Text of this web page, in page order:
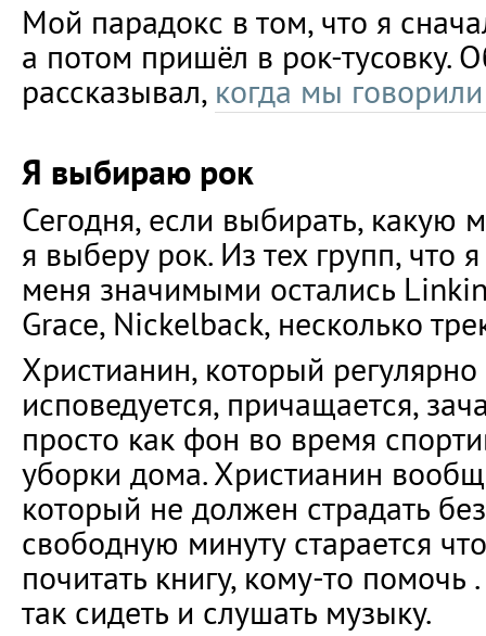
Мой парадокс в том, что я
а потом пришёл в рок-тусовку.
рассказывал, когда мы
Я выбираю рок
Сегодня, если выбирать, какую
я выберу рок. Из тех групп, что
меня значимыми остались
Grace, Nickelback, несколько
Христианин, который
исповедуется, причащается,
просто как фон во время
уборки дома. Христианин
который не должен страдать
свободную минуту старается
почитать книгу, кому-то помочь
так сидеть и слушать музыку.